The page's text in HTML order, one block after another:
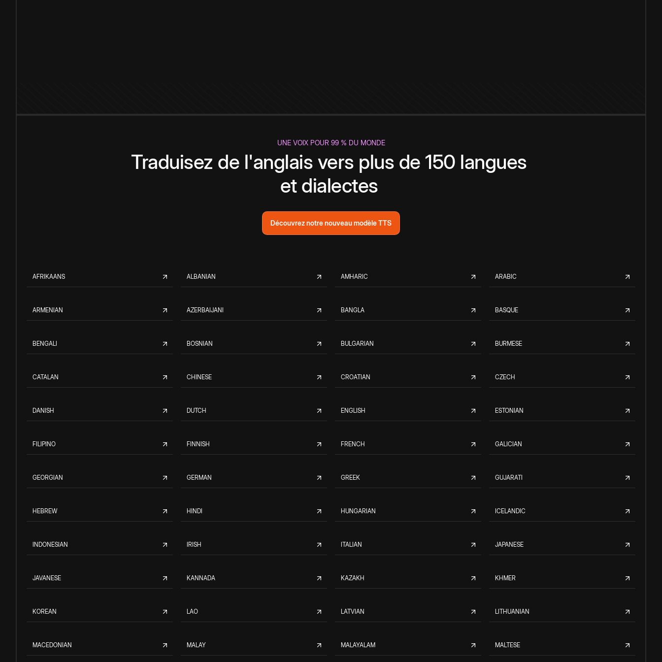
UNE VOIX POUR 99 % DU MONDE
Traduisez de l'anglais vers plus de 150 langues
et dialectes
Découvrez notre nouveau modèle TTS
AFRIKAANS ALBANIAN AMHARIC ARABIC
ARMENIAN AZERBAIJANI BANGLA BASQUE
BENGALI BOSNIAN BULGARIAN BURMESE
CATALAN CHINESE CROATIAN CZECH
DANISH DUTCH ENGLISH ESTONIAN
FILIPINO FINNISH FRENCH GALICIAN
GEORGIAN GERMAN GREEK GUJARATI
HEBREW HINDI HUNGARIAN ICELANDIC
INDONESIAN IRISH ITALIAN JAPANESE
JAVANESE KANNADA KAZAKH KHMER
KOREAN LAO LATVIAN LITHUANIAN
MACEDONIAN MALAY MALAYALAM MALTESE